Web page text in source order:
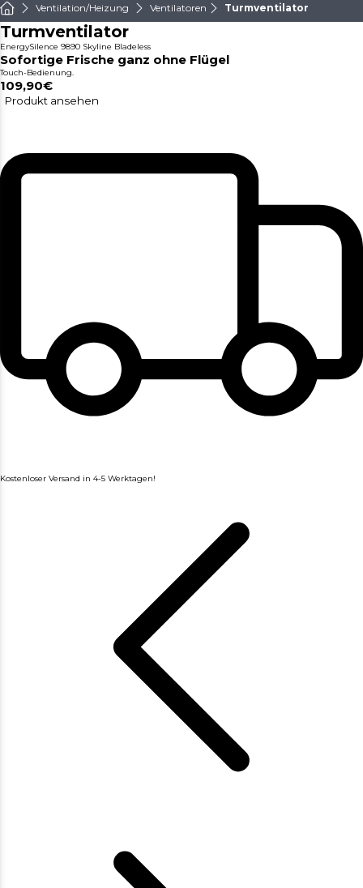
Ventilation/Heizung Ventilatoren Turmventilator
Turmventilator
EnergySilence 9890 Skyline Bladeless
Sofortige Frische ganz ohne Flügel
Touch-Bedienung.
109,90€
Produkt ansehen
Kostenloser Versand in 4-5 Werktagen!